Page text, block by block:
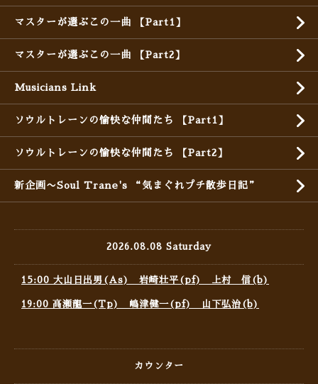
マスターが選ぶこの一曲 【Part1】
マスターが選ぶこの一曲 【Part2】
Musicians Link
ソウルトレーンの愉快な仲間たち 【Part1】
ソウルトレーンの愉快な仲間たち 【Part2】
新企画〜Soul Trane's “気まぐれプチ散歩日記”
2026.08.08 Saturday
15:00 大山日出男(As) 岩崎壮平(pf) 上村 信(b)
19:00 高瀬龍一(Tp) 嶋津健一(pf) 山下弘治(b)
カウンター